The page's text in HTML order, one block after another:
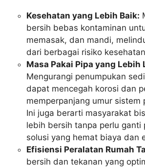
Kesehatan yang Lebih Baik:
bersih bebas kontaminan
memasak, dan mandi,
dari berbagai risiko
Masa Pakai Pipa yang Lebih
Mengurangi penumpukan
dapat mencegah korosi dan
memperpanjang umur sistem
Ini juga berarti masyarakat
lebih bersih tanpa perlu ganti
solusi yang hemat biaya dan
Efisiensi Peralatan Rumah
bersih dan tekanan yang